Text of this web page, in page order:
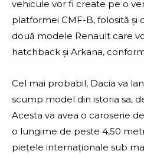
vehicule vor fi create pe o
platformei CMF-B, folosită și
două modele Renault care
hatchback și Arkana,
Cel mai probabil, Dacia va
scump model din istoria sa,
Acesta va avea o caroserie
o lungime de peste 4,50
piețele internaționale sub